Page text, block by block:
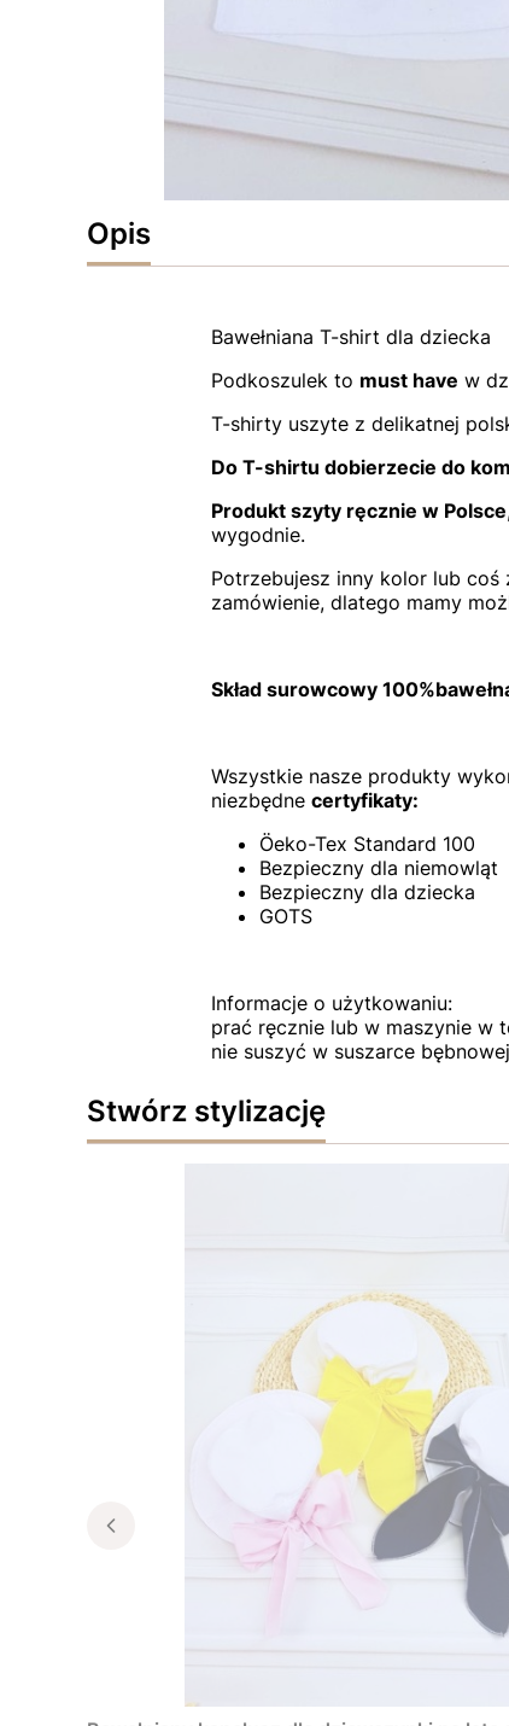
Opis
Bawełniana T-shirt dla dziecka
Podkoszulek to must have w
T-shirty uszyte z delikatnej
Do T-shirtu dobierzecie do
Produkt szyty ręcznie w Polsce
wygodnie.
Potrzebujesz inny kolor lub coś
zamówienie, dlatego mamy
Skład surowcowy
Wszystkie nasze produkty
niezbędne certyfikaty:
Öeko-Tex Standard 100
Bezpieczny dla niemowląt
Bezpieczny dla dziecka
GOTS
Informacje o użytkowaniu:
prać ręcznie lub w maszynie w
nie suszyć w suszarce bębnowej
Stwórz stylizację